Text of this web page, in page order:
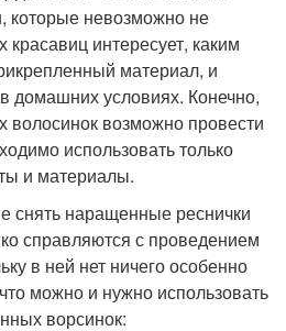
которые невозможно не
красавиц интересует, каким
материал, и
домашних условиях. Конечно,
волосинок возможно провести
использовать только
и материалы.
наращенные реснички
справляются с проведением
в ней нет ничего особенно
можно и нужно использовать
ворсинок: